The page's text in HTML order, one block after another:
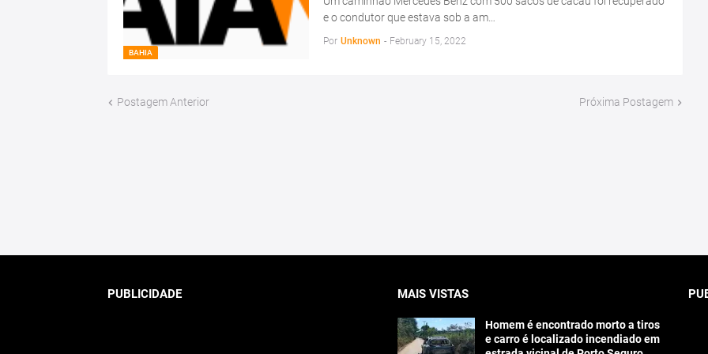
BAHIA
e o condutor que estava sob a am…
Por Unknown - February 15, 2022
Postagem Anterior Próxima Postagem
PUBLICIDADE MAIS VISTAS
Homem é encontrado morto a tiros
e carro é localizado incendiado em